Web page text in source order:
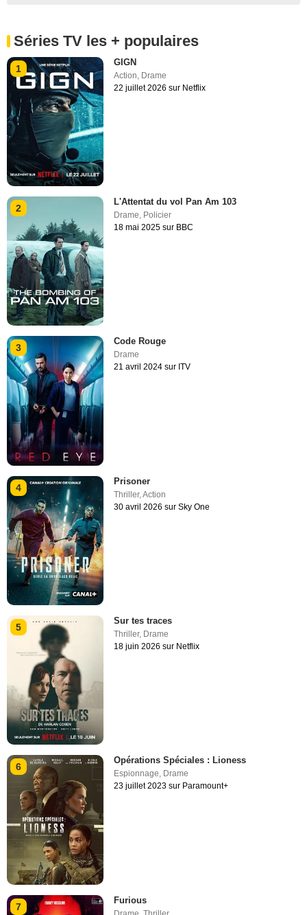
Séries TV les + populaires
1
GIGN
Action Drame
22 juillet 2026 sur Netflix
2
L'Attentat du vol Pan Am 103
Drame, Policier
18 mai 2025 sur BBC
3
Code Rouge
Drame
21 avril 2024 sur ITV
4
Prisoner
Thriller,Action
30 avril 2026 sur Sky One
5
Sur tes traces
Thriller, Drame
18 juin 2026 sur Netflix
6
Opérations Spéciales : Lioness
Espionnage, Drame
23 juillet 2023 sur Paramount+
7
Furious